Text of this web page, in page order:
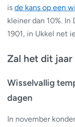
is de kans op een
kleiner dan 10%.
1901, in Ukkel net
Zal het dit
Wisselvallig
dagen
In november